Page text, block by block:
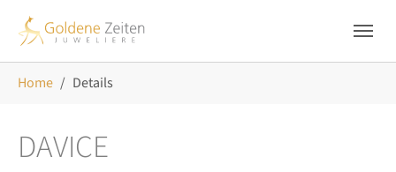
Home Details
DAVICE